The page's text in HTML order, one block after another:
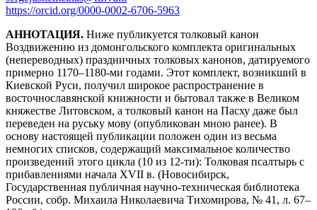
https://orcid.org/0000-0002-6706-5963
АННОТАЦИЯ. Ниже публикуется толковый канон
Воздвижению из домонгольского комплекта оригинальных
(непереводных) праздничных толковых канонов, датируемого
примерно 1170–1180-ми годами. Этот комплект, возникший в
Киевской Руси, получил широкое распространение в
восточнославянской книжности и бытовал также в Великом
княжестве Литовском, а толковый канон на Пасху даже был
переведен на руську мову (опубликован мною ранее). В
основу настоящей публикации положен один из весьма
немногих списков, содержащий максимальное количество
произведений этого цикла (10 из 12-ти): Толковая псалтырь с
прибавлениями начала XVII в. (Новосибирск,
Государственная публичная научно-техническая библиотека
России, собр. Михаилa Николаевичa Тихомирова, № 41, л. 67–